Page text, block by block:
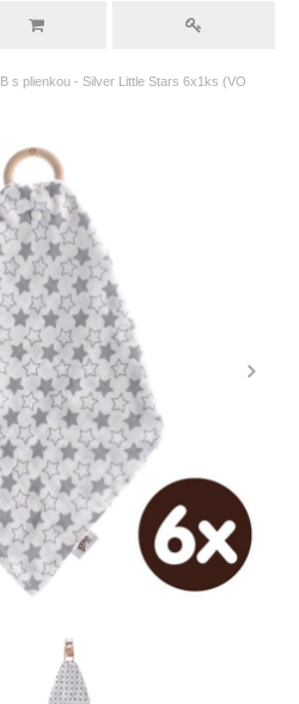
s plienkou - Silver Little Stars 6x1ks (VO